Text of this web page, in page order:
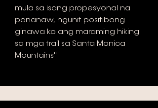
mula sa isang propesyonal na
pananaw, ngunit positibong
ginawa ko ang maraming hiking
sa mga trail sa Santa Monica
Mountains"